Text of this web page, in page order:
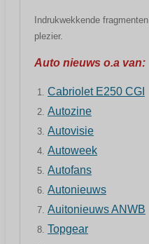
Indrukwekkende
plezier.
Auto nieuws o.a van:
Cabriolet E250 CGI
Autozine
Autovisie
Autoweek
Autofans
Autonieuws
Auitonieuws ANWB
Topgear